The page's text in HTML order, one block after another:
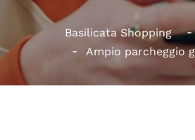
Basilicata Shopping
Ampio parcheggio